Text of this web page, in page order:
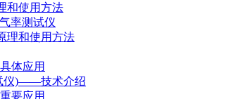
和使用方法
率测试仪
理和使用方法
体应用
仪)——技术介绍
要应用